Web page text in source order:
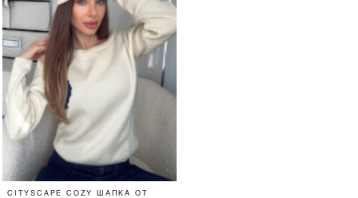
CITYSCAPE COZY ШАПКА ОТ